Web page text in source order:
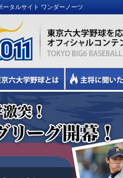
ータルサイト ワンダーノーツ